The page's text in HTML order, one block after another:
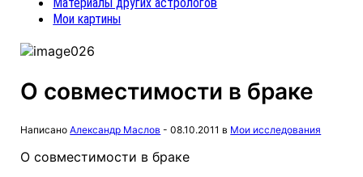
Мои картины
О совместимости в браке
НаписаноАлександр Маслов -08.10.2011 в Мои исследования
О совместимости в браке